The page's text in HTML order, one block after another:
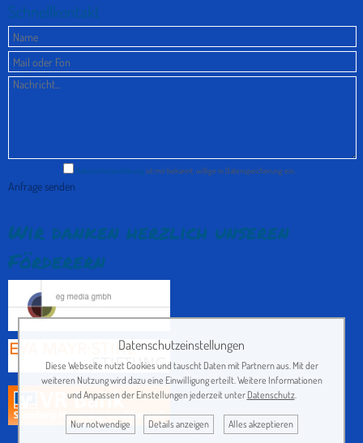
Schnellkontakt
Datenschutzerklärung ist mir bekannt, willige in Datenspeicherung ein.
Wir danken herzlich unseren
Förderern
Datenschutzeinstellungen
Diese Webseite nutzt Cookies und tauscht Daten mit Partnern aus. Mit der
weiteren Nutzung wird dazu eine Einwilligung erteilt. Weitere Informationen
und Anpassen der Einstellungen jederzeit unter Datenschutz.
Nur notwendige Details anzeigen Alles akzeptieren